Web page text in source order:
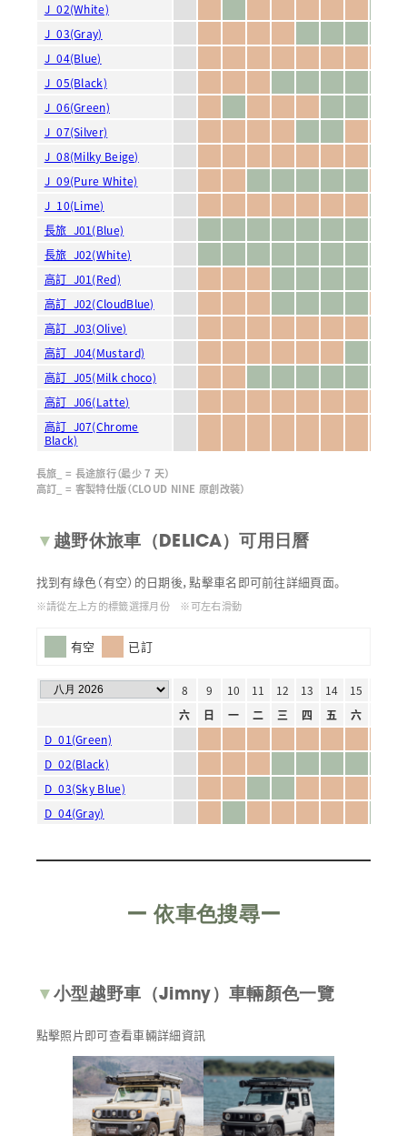
J_02(White)
J_03(Gray)
J_04(Blue)
J_05(Black)
J_06(Green)
J_07(Silver)
J_08(Milky Beige)
J_09(Pure White)
J_10(Lime)
長旅_J01(Blue)
長旅_J02(White)
高訂_J01(Red)
高訂_J02(CloudBlue)
高訂_J03(Olive)
高訂_J04(Mustard)
高訂_J05(Milk choco)
高訂_J06(Latte)
高訂_J07(Chrome
Black)
長旅_ = 長途旅行（最少 7 天）
高訂_ = 客製特仕版（CLOUD NINE 原創改裝）
▼ 越野休旅車（DELICA）可用日曆
找到有綠色（有空）的日期後，點擊車名即可前往詳細頁面。
※請從左上方的標籤選擇月份 ※可左右滑動
有空 已訂
3 4 7 8 9 10 11 12 13 14 15
六 日 一 二 三 四 五 六
D_01(Green)
D_02(Black)
D_03(Sky Blue)
D_04(Gray)
ー依車色搜尋ー
▼小型越野車 （Jimny） 車輛顏色一覽
點擊照片即可查看車輛詳細資訊